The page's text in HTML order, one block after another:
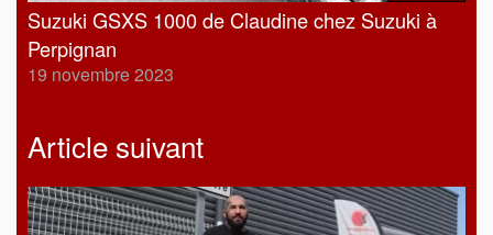
Suzuki GSXS 1000 de Claudine chez Suzuki à
Perpignan
19 novembre 2023
Article suivant